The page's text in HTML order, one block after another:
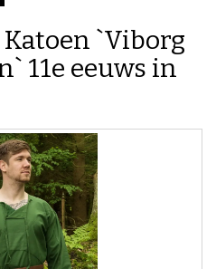
`Viborg
11e eeuws in